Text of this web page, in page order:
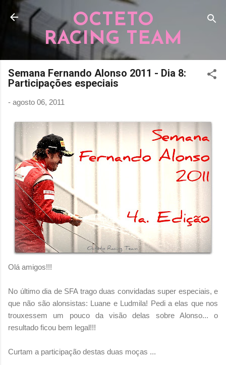
Pular para o conteúdo principal
OCTETO
RACING TEAM
Semana Fernando Alonso 2011 - Dia 8:
Participações especiais
- agosto 06, 2011
Olá amigos!!!
No último dia de SFA trago duas convidadas super especiais, e
que não são alonsistas: Luane e Ludmila! Pedi a elas que nos
trouxessem um pouco da visão delas sobre Alonso... o
resultado ficou bem legal!!!
Curtam a participação destas duas moças ...